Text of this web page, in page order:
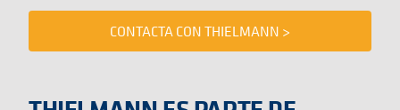
CONTACTA CON THIELMANN >